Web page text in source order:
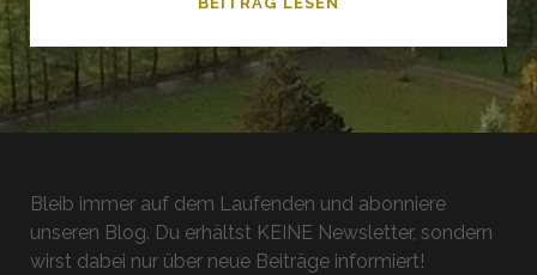
OBERBAYERN
Bleib immer auf dem Laufenden und abonniere
unseren Blog. Du erhältst KEINE Newsletter, sondern
wirst dabei nur über neue Beiträge informiert!